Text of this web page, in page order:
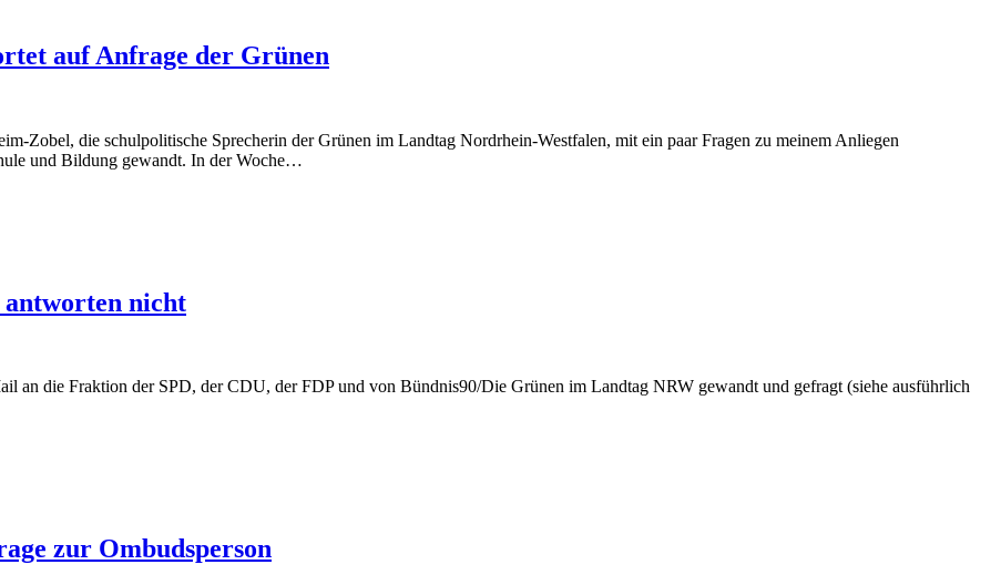
auf Anfrage der Grünen
Zobel, die schulpolitische Sprecherin der Grünen im Landtag Nordrhein-Westfalen, mit ein paar Fragen zu meinem Anliegen
und Bildung gewandt. In der Woche…
antworten nicht
an die Fraktion der SPD, der CDU, der FDP und von Bündnis90/Die Grünen im Landtag NRW gewandt und gefragt (siehe ausführlich
zur Ombudsperson